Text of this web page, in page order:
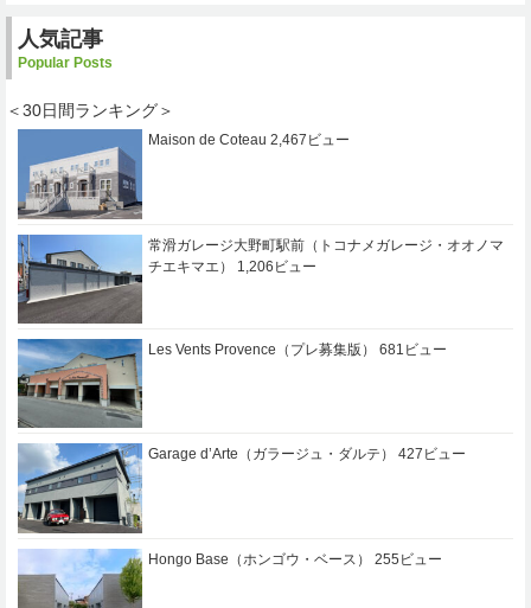
人気記事
Popular Posts
＜30日間ランキング＞
Maison de Coteau 2,467ビュー
常滑ガレージ大野町駅前（トコナメガレージ・オオノマ
チエキマエ）
1,206ビュー
Les Vents Provence（プレ募集版） 681ビュー
Garage d’Arte（ガラージュ・ダルテ） 427ビュー
Hongo Base（ホンゴウ・ベース） 255ビュー